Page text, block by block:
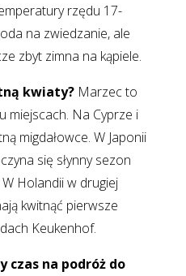
rzędu 17-
na zwiedzanie, ale
zbyt zimna na kąpiele.
kwiaty?Marzec to
miejscach. Na Cyprze i
migdałowce. W Japonii
się słynny sezon
Holandii w drugiej
kwitnąć pierwsze
Keukenhof.
czas na podróż do